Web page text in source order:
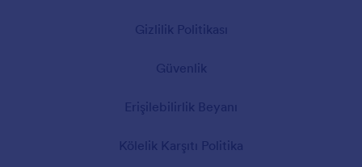
Gizlilik Politikası
Güvenlik
Erişilebilirlik Beyanı
Kölelik Karşıtı Politika